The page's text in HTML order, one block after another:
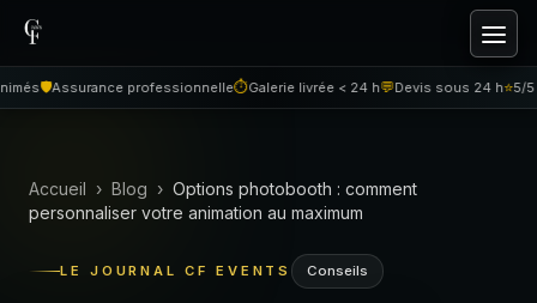
Aller au contenu
🛡️Assurance professionnelle⏱Galerie livrée < 24 h💬Devis sous 24 h⭐ 5/5
Accueil › Blog › Options photobooth : comment
personnaliser votre animation au maximum
LE JOURNAL CF EVENTS Conseils